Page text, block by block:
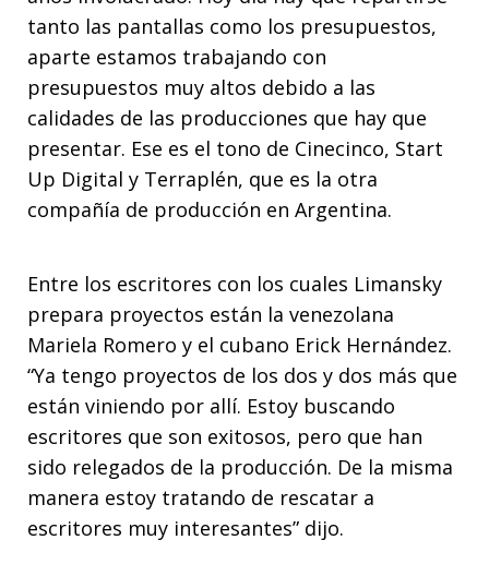
tanto las pantallas como los presupuestos,
aparte estamos trabajando con
presupuestos muy altos debido a las
calidades de las producciones que hay que
presentar. Ese es el tono de Cinecinco, Start
Up Digital y Terraplén, que es la otra
compañía de producción en Argentina.
Entre los escritores con los cuales Limansky
prepara proyectos están la venezolana
Mariela Romero y el cubano Erick Hernández.
“Ya tengo proyectos de los dos y dos más que
están viniendo por allí. Estoy buscando
escritores que son exitosos, pero que han
sido relegados de la producción. De la misma
manera estoy tratando de rescatar a
escritores muy interesantes” dijo.